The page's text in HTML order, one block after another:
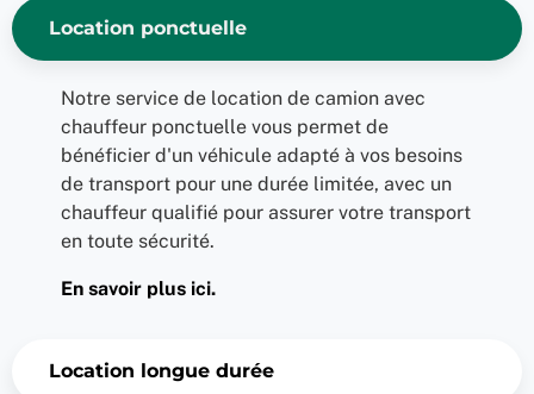
Location ponctuelle
Notre service de location de camion avec
chauffeur ponctuelle vous permet de
bénéficier d'un véhicule adapté à vos besoins
de transport pour une durée limitée, avec un
chauffeur qualifié pour assurer votre transport
en toute sécurité.
En savoir plus ici.
Location longue durée